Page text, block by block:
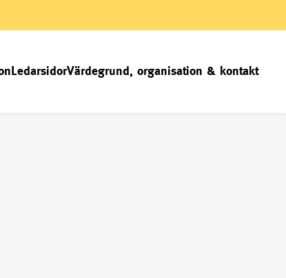
LedarsidorVärdegrund, organisation & kontakt